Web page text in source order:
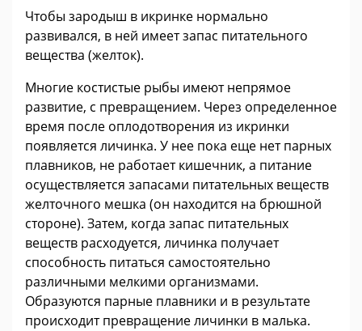
Чтобы зародыш в икринке нормально
развивался, в ней имеет запас питательного
вещества (желток).
Многие костистые рыбы имеют непрямое
развитие, с превращением. Через определенное
время после оплодотворения из икринки
появляется личинка. У нее пока еще нет парных
плавников, не работает кишечник, а питание
осуществляется запасами питательных веществ
желточного мешка (он находится на брюшной
стороне). Затем, когда запас питательных
веществ расходуется, личинка получает
способность питаться самостоятельно
различными мелкими организмами.
Образуются парные плавники и в результате
происходит превращение личинки в малька.